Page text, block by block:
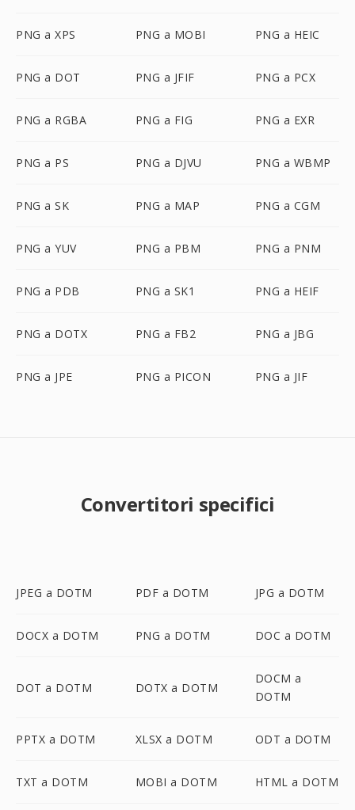
PNG a XPS PNG a MOBI PNG a HEIC
PNG a DOT PNG a JFIF PNG a PCX
PNG a RGBA PNG a FIG PNG a EXR
PNG a PS PNG a DJVU PNG a WBMP
PNG a SK PNG a MAP PNG a CGM
PNG a YUV PNG a PBM PNG a PNM
PNG a PDB PNG a SK1 PNG a HEIF
PNG a DOTX PNG a FB2 PNG a JBG
PNG a JPE PNG a PICON PNG a JIF
Convertitori specifici
JPEG a DOTM PDF a DOTM JPG a DOTM
DOCX a DOTM PNG a DOTM DOC a DOTM
DOT a DOTM DOTX a DOTM
DOCM a
DOTM
PPTX a DOTM XLSX a DOTM ODT a DOTM
TXT a DOTM MOBI a DOTM HTML a DOTM